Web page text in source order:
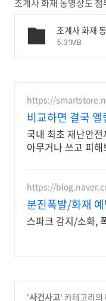
조계사 화재 동영상도
조계사 화재
5.31MB
https://
비교하면 결국
KBS 코드레드 출
국내 최초 재난안
아무거나 쓰고 피
https://
분진폭발/화재
스파크 감지/소화,
'사건사고' 카테고리의